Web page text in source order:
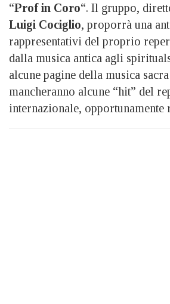
“Prof in Coro“. Il gruppo,
Luigi Cociglio, proporrà una
rappresentativi del proprio
dalla musica antica agli
alcune pagine della musica
mancheranno alcune “hit” del
internazionale, opportunamente